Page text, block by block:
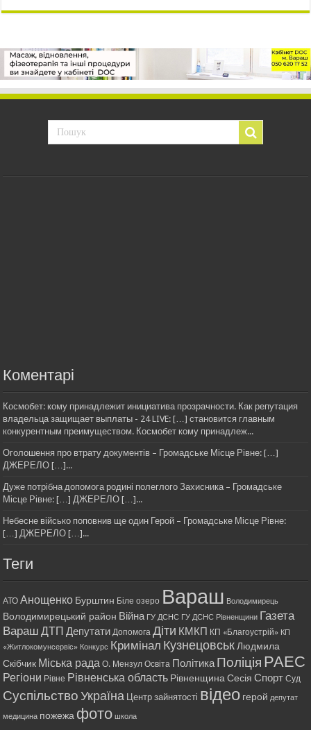
Коментарі
Космобет: кому принадлежит инициатива прозрачности. Как репутация
владельца защищает выплаты - 24 LIVE: […] становится главным
конкурентным преимуществом. Космобет кому принадлеж...
Оголошення про втрату документів – Громадське Місце Рівне: […]
ДЖЕРЕЛО […]...
Дуже потрібна допомога родині полеглого Захисника – Громадське
Місце Рівне: […] ДЖЕРЕЛО […]...
Небесне військо поповнив ще один Герой – Громадське Місце Рівне:
[…] ДЖЕРЕЛО […]...
Теги
АТО Анощенко Бурштин Біле озеро Вараш Володимирець
Володимирецький район Війна ГУ ДСНС ГУ ДСНС Рівненщини Газета
Вараш ДТП Депутати Допомога Діти КМКП КП «Благоустрій» КП
«Житлокомунсервіс» Конкурс Кримінал Кузнецовськ Людмила
Скібчик Міська рада О. Мензул Освіта ПолітикаПоліція РАЕС
Регіони Рівне Рівненська область Рівненщина Сесія Спорт Суд
Суспільство Україна Центр зайнятості відео герой депутат
медицина пожежа фото школа